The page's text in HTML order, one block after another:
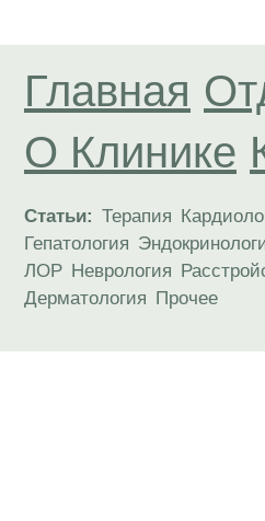
Главная
О Клинике
Статьи: Терапия
Гепатология
ЛОР Неврология
Дерматология Прочее